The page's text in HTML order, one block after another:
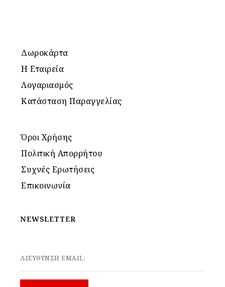
Δωροκάρτα
Η Εταιρεία
Λογαριασμός
Κατάσταση Παραγγελίας
Όροι Χρήσης
Πολιτική Απορρήτου
Συχνές Ερωτήσεις
Επικοινωνία
NEWSLETTER
ΔΙΕΥΘΥΝΣΗ EMAIL: